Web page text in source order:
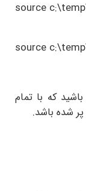
source
source
با تمام